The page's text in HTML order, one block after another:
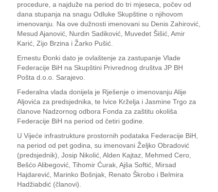
procedure, a najduže na period do tri mjeseca, počev od
dana stupanja na snagu Odluke Skupštine o njihovom
imenovanju. Na ove dužnosti imenovani su Denis Zahirović,
Mesud Ajanović, Nurdin Sadiković, Muvedet Šišić, Amir
Karić, Zijo Brzina i Žarko Pušić.
Ernestu Đonki dato je ovlaštenje za zastupanje Vlade
Federacije BiH na Skupštini Privrednog društva JP BH
Pošta d.o.o. Sarajevo.
Federalna vlada donijela je Rješenje o imenovanju Alije
Aljovića za predsjednika, te Ivice Krželja i Jasmine Trgo za
članove Nadzornog odbora Fonda za zaštitu okoliša
Federacije BiH na period od četiri godine.
U Vijeće infrastrukture prostornih podataka Federacije BiH,
na period od pet godina, su imenovani Željko Obradović
(predsjednik), Josip Nikolić, Alden Kajtaz, Mehmed Cero,
Bešćo Alibegović, Tihomir Ćurak, Ajša Softić, Mirsad
Hajdarević, Marinko Bošnjak, Renato Škrobo i Belmira
Hadžiabdić (članovi).